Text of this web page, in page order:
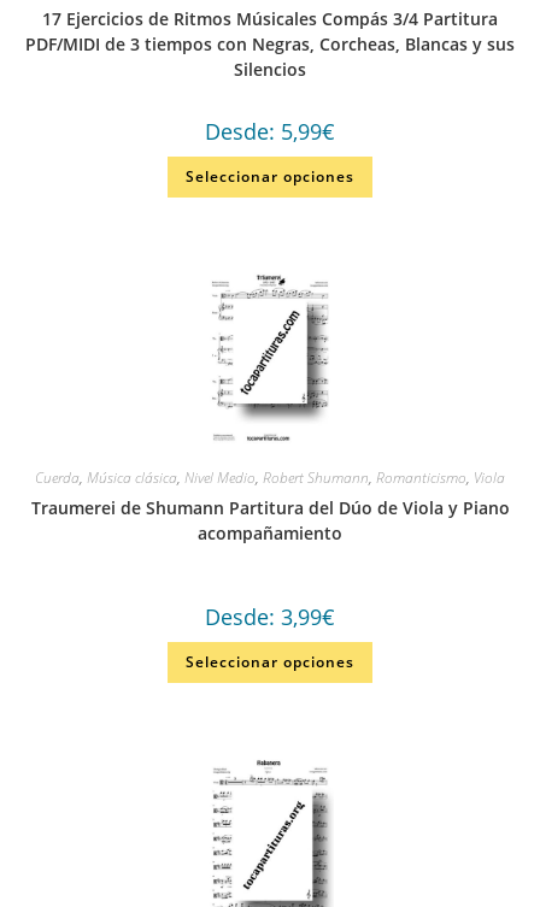
17 Ejercicios de Ritmos Músicales Compás 3/4 Partitura
PDF/MIDI de 3 tiempos con Negras, Corcheas, Blancas y sus
Silencios
Desde: 5,99€
Seleccionar opciones
Cuerda, Música clásica, Nivel Medio, Robert Shumann, Romanticismo, Viola
Traumerei de Shumann Partitura del Dúo de Viola y Piano
acompañamiento
Desde: 3,99€
Seleccionar opciones